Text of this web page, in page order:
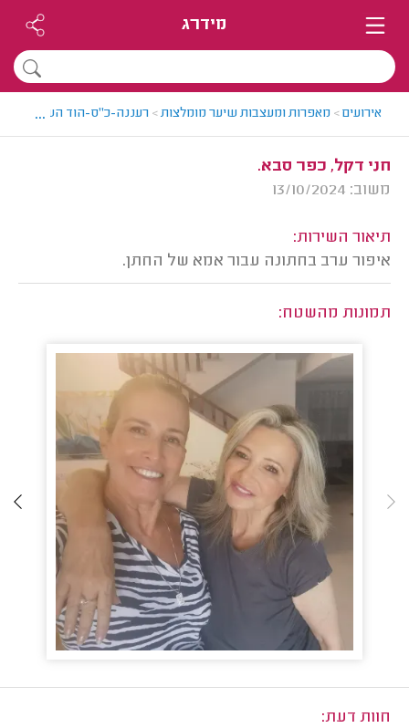
מידרג
אירועים> מאפרות ומעצבות שיער מומלצות> רעננה-כ"ס-הוד השרון >
...
חני דקל, כפר סבא.
משוב: 13/10/2024
תיאור השירות:
איפור ערב בחתונה עבור אמא של החתן.
תמונות מהשטח:
חוות דעת: